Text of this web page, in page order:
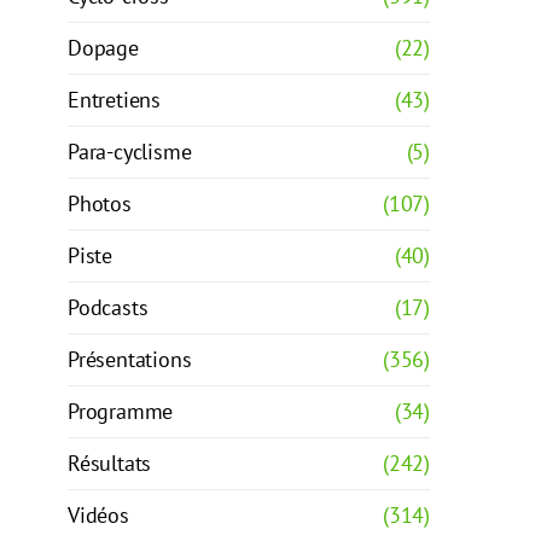
Dopage
(22)
Entretiens
(43)
Para-cyclisme
(5)
Photos
(107)
Piste
(40)
Podcasts
(17)
Présentations
(356)
Programme
(34)
Résultats
(242)
Vidéos
(314)